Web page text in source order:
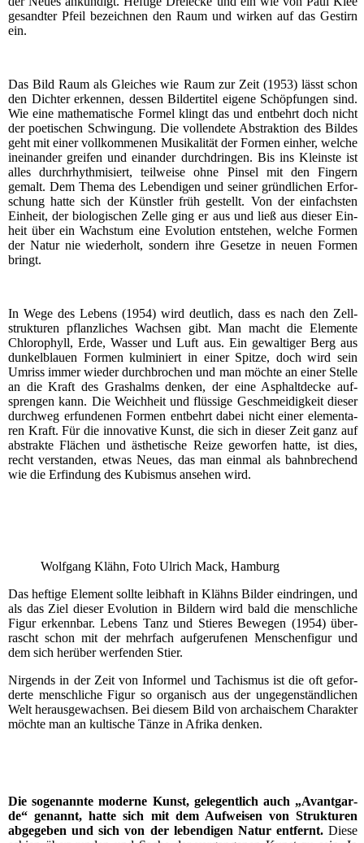
gesand­ter Pfeil bezeich­nen den Raum und wir­ken auf das Gestirn
ein.
Das Bild Raum als Glei­ches wie Raum zur Zeit (1953) lässt schon
den Dich­ter erken­nen, des­sen Bil­der­ti­tel eige­ne Schöp­fun­gen sind.
Wie eine mathe­ma­ti­sche For­mel klingt das und ent­behrt doch nicht
der poe­ti­schen Schwin­gung. Die voll­ende­te Abs­trak­ti­on des Bil­des
geht mit einer voll­kom­me­nen Musi­ka­li­tät der For­men ein­her, wel­che
inein­an­der grei­fen und ein­an­der durch­drin­gen. Bis ins Kleins­te ist
alles durch­rhyth­mi­siert, teil­wei­se ohne Pin­sel mit den Fin­gern
gemalt. Dem The­ma des Leben­di­gen und sei­ner gründ­li­chen Erfor­
schung hat­te sich der Künst­ler früh gestellt. Von der ein­fachs­ten
Ein­heit, der bio­lo­gi­schen Zel­le ging er aus und ließ aus die­ser Ein­
heit über ein Wachs­tum eine Evo­lu­ti­on ent­ste­hen, wel­che For­men
der Natur nie wie­der­holt, son­dern ihre Geset­ze in neu­en For­men
bringt.
In Wege des Lebens (1954) wird deut­lich, dass es nach den Zell­
struk­tu­ren pflanz­li­ches Wach­sen gibt. Man macht die Ele­men­te
Chlo­ro­phyll, Erde, Was­ser und Luft aus. Ein gewal­ti­ger Berg aus
dun­kel­blau­en For­men kul­mi­niert in einer Spit­ze, doch wird sein
Umriss immer wie­der durch­bro­chen und man möch­te an einer Stel­le
an die Kraft des Gras­halms den­ken, der eine Asphalt­de­cke auf­
spren­gen kann. Die Weich­heit und flüs­si­ge Geschmei­dig­keit die­ser
durch­weg erfun­de­nen For­men ent­behrt dabei nicht einer ele­men­ta­
ren Kraft. Für die inno­va­ti­ve Kunst, die sich in die­ser Zeit ganz auf
abs­trak­te Flä­chen und ästhe­ti­sche Rei­ze gewor­fen hat­te, ist dies,
recht ver­stan­den, etwas Neu­es, das man ein­mal als bahn­bre­chend
wie die Erfin­dung des Kubis­mus anse­hen wird.
Wolf­gang Klähn, Foto Ulrich Mack, Hamburg
Das hef­ti­ge Ele­ment soll­te leib­haft in Klähns Bil­der ein­drin­gen, und
als das Ziel die­ser Evo­lu­ti­on in Bil­dern wird bald die mensch­li­che
Figur erkenn­bar. Lebens Tanz und Stie­res Bewe­gen (1954) über­
rascht schon mit der mehr­fach auf­ge­ru­fe­nen Men­schen­fi­gur und
dem sich her­über wer­fen­den Stier.
Nir­gends in der Zeit von Infor­mel und Tachis­mus ist die oft gefor­
der­te mensch­li­che Figur so orga­nisch aus der unge­gen­ständ­li­chen
Welt her­aus­ge­wach­sen. Bei die­sem Bild von archai­schem Cha­rak­ter
möch­te man an kul­ti­sche Tän­ze in Afri­ka denken.
Die soge­nann­te moder­ne Kunst, gele­gent­lich auch „Avant­gar­
de“ genannt, hat­te sich mit dem Auf­wei­sen von Struk­tu­ren
abge­ge­ben und sich von der leben­di­gen Natur ent­fernt.Die­se